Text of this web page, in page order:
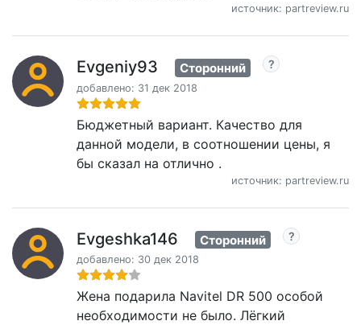
источник: partreview.ru
Evgeniy93 Сторонний
добавлено: 31 дек 2018
Бюджетный вариант. Качество для
данной модели, в соотношении цены, я
бы сказал на отлично .
источник: partreview.ru
Evgeshka146 Сторонний
добавлено: 30 дек 2018
Жена подарила Navitel DR 500 особой
необходимости не было. Лёгкий